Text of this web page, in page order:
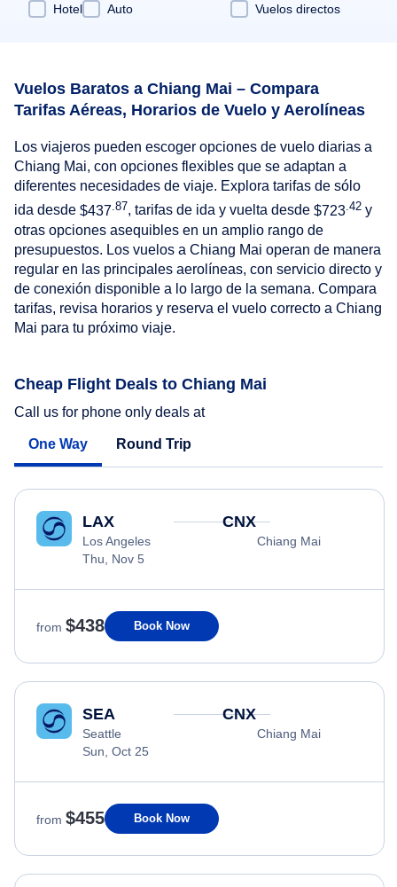
Hotel
Auto Vuelos directos
Vuelos Baratos a Chiang Mai – Compara
Tarifas Aéreas, Horarios de Vuelo y Aerolíneas
Los viajeros pueden escoger opciones de vuelo diarias a
Chiang Mai, con opciones flexibles que se adaptan a
diferentes necesidades de viaje. Explora tarifas de sólo
ida desde $437 .87, tarifas de ida y vuelta desde $723 .42 y
otras opciones asequibles en un amplio rango de
presupuestos. Los vuelos a Chiang Mai operan de manera
regular en las principales aerolíneas, con servicio directo y
de conexión disponible a lo largo de la semana. Compara
tarifas, revisa horarios y reserva el vuelo correcto a Chiang
Mai para tu próximo viaje.
Cheap Flight Deals to Chiang Mai
Call us for phone only deals at
One Way Round Trip
LAX
Los Angeles
Thu, Nov 5
CNX
Chiang Mai
from $438 Book Now
SEA
Seattle
Sun, Oct 25
CNX
Chiang Mai
from $455 Book Now